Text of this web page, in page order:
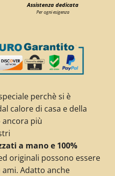
Assistenza dedicata
Per ogni esigenza
perchè si è
calore di casa e della
ancora più
a mano e 100%
originali possono essere
Adatto anche